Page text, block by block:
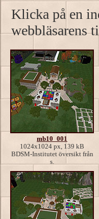
Klicka på en
webbläsarens
mb10_001
1024x1024 px, 139 kB
BDSM-Institutet översikt från
s.